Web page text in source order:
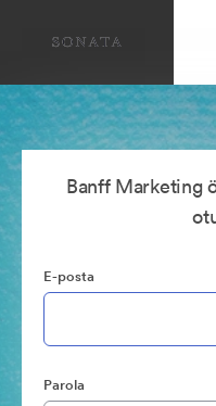
Banff Marketing
E-posta
Parola